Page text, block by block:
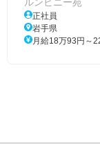
正社員
岩手県
月給18万93円～